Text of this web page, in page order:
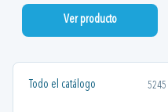
Todo el catálogo 5245
Ver producto